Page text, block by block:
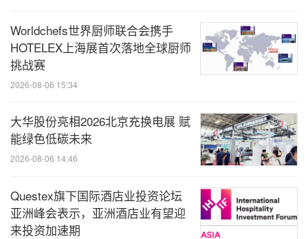
据等应用创新，保障业务连续稳定运行。
Worldchefs世界厨师联合会携手
HOTELEX上海展首次落地全球厨师
挑战赛
2026-08-06 15:34
大华股份亮相2026北京充换电展 赋
能绿色低碳未来
2026-08-06 14:46
Questex旗下国际酒店业投资论坛
亚洲峰会表示，亚洲酒店业有望迎
来投资加速期